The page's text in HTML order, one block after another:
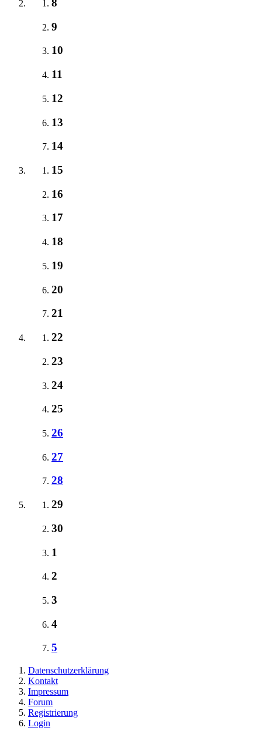
8
9
10
11
12
13
14
15
16
17
18
19
20
21
22
23
24
25
26
27
28
29
30
1
2
3
4
5
Datenschutzerklärung
Kontakt
Impressum
Forum
Registrierung
Login